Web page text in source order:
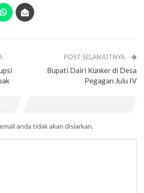
POST SELANJUTNYA
Bupati Dairi Kunker di Desa
Pegagan Julu IV
anda tidak akan disiarkan.